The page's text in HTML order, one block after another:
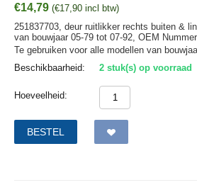
€14,79 (€17,90 incl btw)
251837703, deur ruitlikker rechts buiten &
van bouwjaar 05-79 tot 07-92, OEM
Te gebruiken voor alle modellen van
Beschikbaarheid:
2 stuk(s) op voorraad
Hoeveelheid:
BESTEL